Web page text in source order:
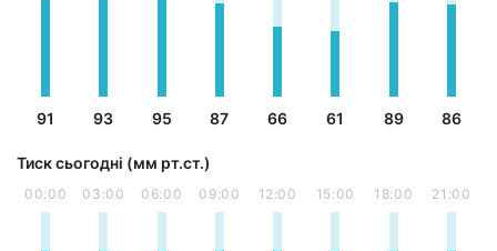
91 93 95 87 66 61 89 86
Тиск сьогодні (мм рт.ст.)
00:00 03:00 06:00 09:00 12:00 15:00 18:00 21:00